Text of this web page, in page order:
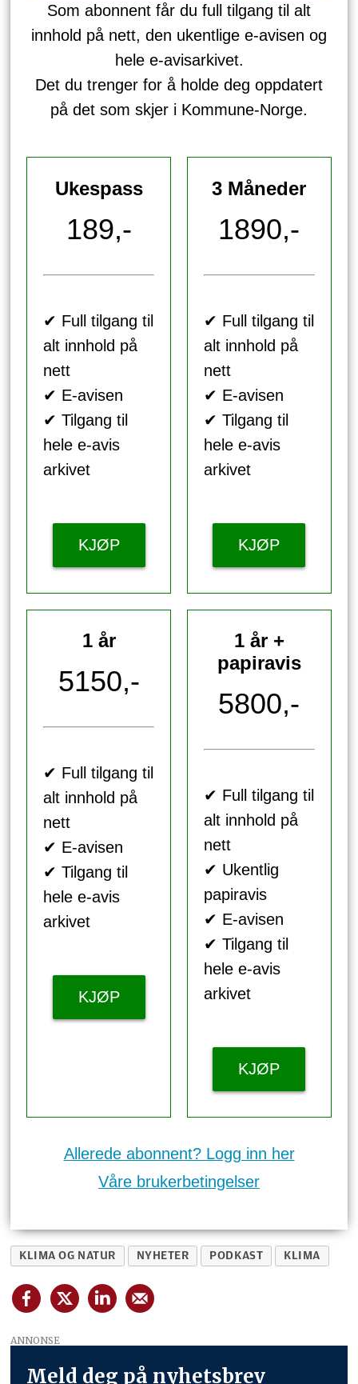
Som abonnent får du full tilgang til alt
innhold på nett, den ukentlige e-avisen og
hele e-avisarkivet.
Det du trenger for å holde deg oppdatert
på det som skjer i Kommune-Norge.
Ukespass
189,-
✔ Full tilgang til
alt innhold på
nett
✔ E-avisen
✔ Tilgang til
hele e-avis
arkivet
KJØP
3 Måneder
1890,-
✔ Full tilgang til
alt innhold på
nett
✔ E-avisen
✔ Tilgang til
hele e-avis
arkivet
KJØP
1 år
5150,-
✔ Full tilgang til
alt innhold på
nett
✔ E-avisen
✔ Tilgang til
hele e-avis
arkivet
KJØP
1 år +
papiravis
5800,-
✔ Full tilgang til
alt innhold på
nett
✔ Ukentlig
papiravis
✔ E-avisen
✔ Tilgang til
hele e-avis
arkivet
KJØP
Allerede abonnent? Logg inn her
Våre brukerbetingelser
KLIMA OG NATUR NYHETER PODKAST KLIMA
ANNONSE
Meld deg på nyhetsbrev